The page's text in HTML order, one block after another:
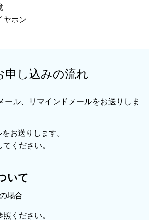
ヤホン
申し込みの流れ
ール、リマインドメールをお送りしま
お送りします。
ください。
いて
場合
ください。